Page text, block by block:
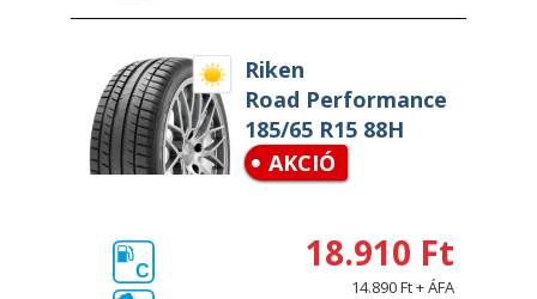
Riken
Road Performance
185/65 R15 88H
AKCIÓ
C 18.910 Ft
14.890 Ft + ÁFA